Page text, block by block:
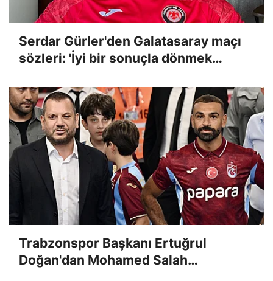
Serdar Gürler'den Galatasaray maçı
sözleri: 'İyi bir sonuçla dönmek
Trabzonspor Başkanı Ertuğrul
Doğan'dan Mohamed Salah